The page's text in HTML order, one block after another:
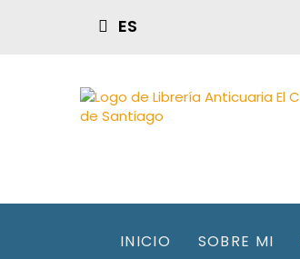
ES
INICIO SOBRE MI